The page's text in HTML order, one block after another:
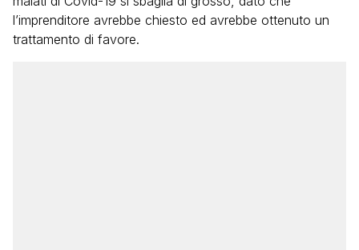
l’imprenditore avrebbe chiesto ed avrebbe ottenuto un
trattamento di favore.